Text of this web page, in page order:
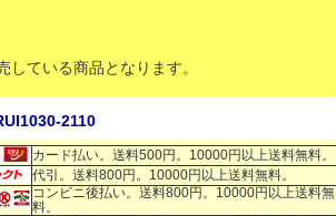
ている商品となります。
2110
カード払い。送料500円。10000円以上送料無料。
代引。送料800円。10000円以上送料無料。
コンビニ後払い。送料800円。10000円以上送料無
料。